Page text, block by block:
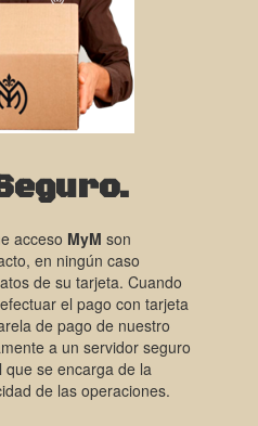
acceso MyM son
en ningún caso
de su tarjeta. Cuando
el pago con tarjeta
de pago de nuestro
a un servidor seguro
que se encarga de la
de las operaciones.